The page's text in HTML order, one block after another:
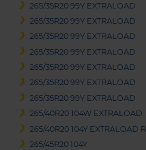
265/35R20 99Y EXTRALOAD
265/35R20 99Y EXTRALOAD
265/35R20 99Y EXTRALOAD
265/35R20 99Y EXTRALOAD
265/35R20 99Y EXTRALOAD
265/35R20 99Y EXTRALOAD
265/35R20 99Y EXTRALOAD
265/40R20 104W EXTRALOAD
265/40R20 104Y EXTRALOAD
265/45R20 104Y